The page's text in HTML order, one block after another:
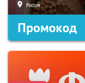
Россия
Промокод